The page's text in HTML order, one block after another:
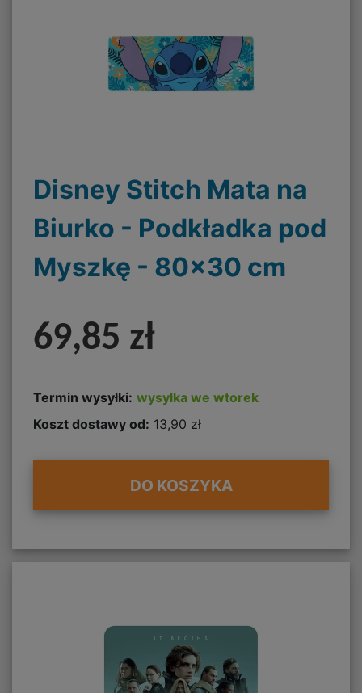
Disney Stitch Mata na
Biurko - Podkładka pod
Myszkę - 80x30 cm
69,85 zł
Termin wysyłki: wysyłka we wtorek
Koszt dostawy od: 13,90 zł
DO KOSZYKA